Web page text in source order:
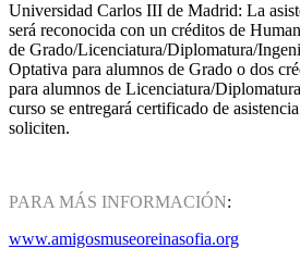
Universidad Carlos III de Madrid: La
será reconocida con un créditos de
de Grado/Licenciatura/Diplomatura/
Optativa para alumnos de Grado o dos
para alumnos de Licenciatura/
curso se entregará certificado de
soliciten.
PARA MÁS INFORMACIÓN:
www.amigosmuseoreinasofia.org